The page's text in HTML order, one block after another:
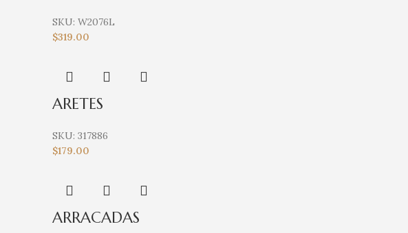
SKU: W2076L
$319.00
ARETES
SKU: 317886
$179.00
ARRACADAS